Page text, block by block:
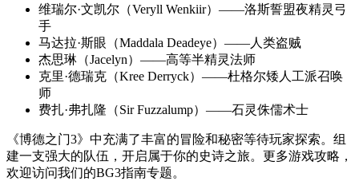
维瑞尔·文凯尔（Veryll Wenkiir）——洛斯誓盟夜精灵弓
手
马达拉·斯眼（Maddala Deadeye）——人类盗贼
杰思琳（Jacelyn）——高等半精灵法师
克里·德瑞克（Kree Derryck）——杜格尔矮人工派召唤
师
费扎·弗扎隆（Sir Fuzzalump）——石灵侏儒术士
《博德之门3》中充满了丰富的冒险和秘密等待玩家探索。组
建一支强大的队伍，开启属于你的史诗之旅。更多游戏攻略，
欢迎访问我们的BG3指南专题。